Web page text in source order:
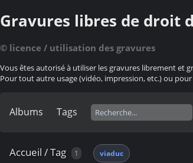
Gravures libres de droit
© licence / utilisation des gravures
Vous êtes autorisé à utiliser les gravures librement
Pour tout autre usage (vidéo, impression, etc.) ou
Albums Tags
Accueil /Tag 1 viaduc